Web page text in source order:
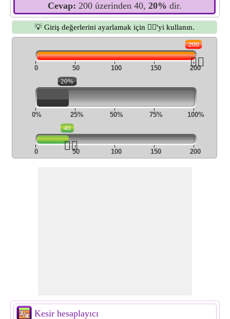
Cevap: 200 üzerinden 40, 20% dir.
💡 Giriş değerlerini ayarlamak için 👆🏻'yi kullanın.
200
👆🏻
0 50 100 150
200
20%
0% 25% 50% 75%
100%
40
👆🏻
0 50 100 150 200
Kesir hesaplayıcı